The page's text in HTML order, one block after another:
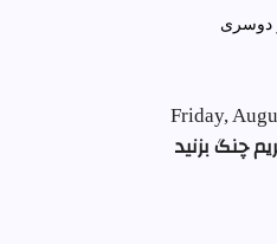
دوسری
Friday,
چنگ بزنید